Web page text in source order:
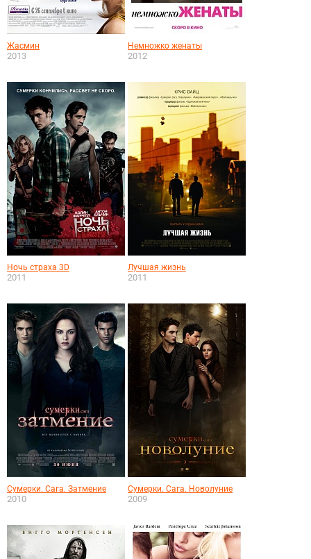
Жасмин
2013
Немножко женаты
2012
Ночь страха 3D
2011
Лучшая жизнь
2011
Сумерки. Сага. Затмение
2010
Сумерки. Сага. Новолуние
2009